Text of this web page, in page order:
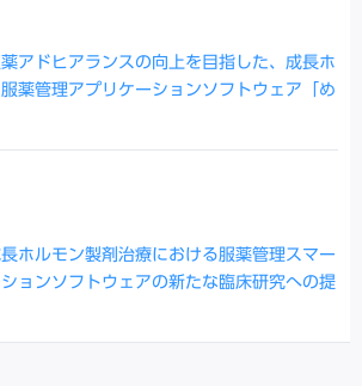
アドヒアランスの向上を目指した、成長ホ
薬管理アプリケーションソフトウェア「め
ホルモン製剤治療における服薬管理スマー
ョンソフトウェアの新たな臨床研究への提